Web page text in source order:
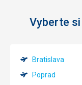
Vyberte
Bratislava
Poprad